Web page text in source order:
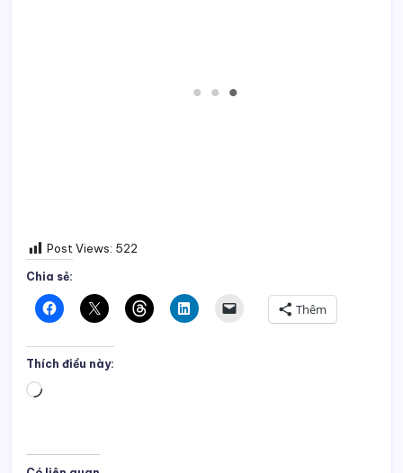
Post Views: 522
Chia sẻ:
Thêm
Thích điều này:
Đang